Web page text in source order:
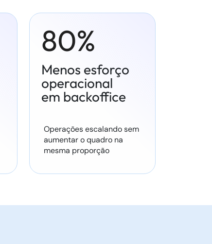
80%
Menos esforço
operacional
em backoffice
Operações escalando sem
aumentar o quadro na
mesma proporção